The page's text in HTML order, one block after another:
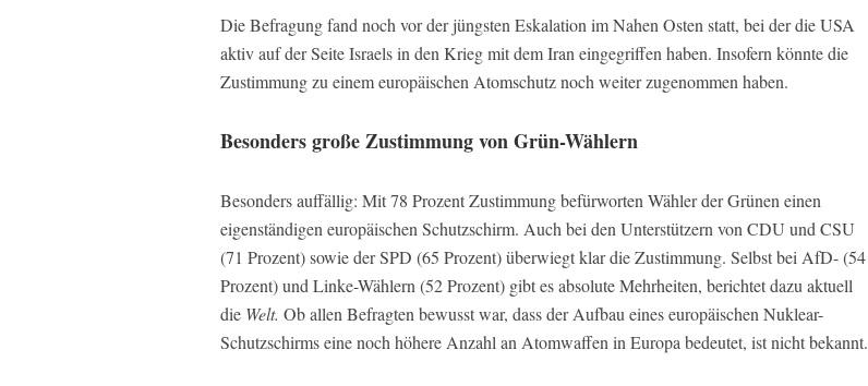
Die Befragung fand noch vor der jüngsten Eskalation im Nahen Osten statt, bei der die USA
aktiv auf der Seite Israels in den Krieg mit dem Iran eingegriffen haben. Insofern könnte die
Zustimmung zu einem europäischen Atomschutz noch weiter zugenommen haben.
Besonders große Zustimmung von Grün-Wählern
Besonders auffällig: Mit 78 Prozent Zustimmung befürworten Wähler der Grünen einen
eigenständigen europäischen Schutzschirm. Auch bei den Unterstützern von CDU und CSU
(71 Prozent) sowie der SPD (65 Prozent) überwiegt klar die Zustimmung. Selbst bei AfD- (54
Prozent) und Linke-Wählern (52 Prozent) gibt es absolute Mehrheiten, berichtet dazu aktuell
die Welt. Ob allen Befragten bewusst war, dass der Aufbau eines europäischen Nuklear-
Schutzschirms eine noch höhere Anzahl an Atomwaffen in Europa bedeutet, ist nicht bekannt.